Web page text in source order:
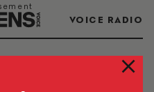
VOICE RADIO